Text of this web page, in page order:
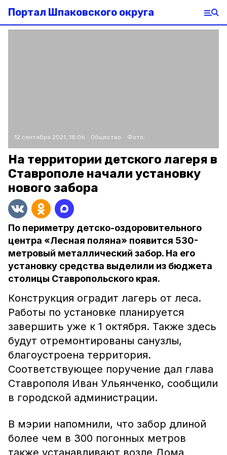
Портал Шпаковского округа
12 сентября 2021, 18:06 Общество Фото:
На территории детского лагеря в
Ставрополе начали установку
нового забора
По периметру детско-оздоровительного
центра «Лесная поляна» появится 530-
метровый металлический забор. На его
установку средства выделили из бюджета
столицы Ставропольского края.
Конструкция оградит лагерь от леса.
Работы по установке планируется
завершить уже к 1 октября. Также здесь
будут отремонтированы санузлы,
благоустроена территория.
Соответствующее поручение дал глава
Ставрополя Иван Ульянченко, сообщили
в городской администрации.
В мэрии напомнили, что забор длиной
более чем в 300 погонных метров
также устанавливают возле Дома